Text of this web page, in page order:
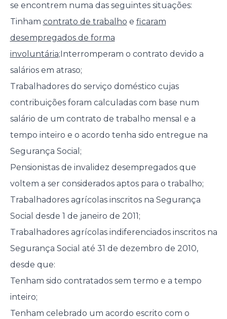
se encontrem numa das seguintes situações:
Tinham contrato de trabalho e ficaram
desempregados de forma
involuntária;Interromperam o contrato devido a
salários em atraso;
Trabalhadores do serviço doméstico cujas
contribuições foram calculadas com base num
salário de um contrato de trabalho mensal e a
tempo inteiro e o acordo tenha sido entregue na
Segurança Social;
Pensionistas de invalidez desempregados que
voltem a ser considerados aptos para o trabalho;
Trabalhadores agrícolas inscritos na Segurança
Social desde 1 de janeiro de 2011;
Trabalhadores agrícolas indiferenciados inscritos na
Segurança Social até 31 de dezembro de 2010,
desde que:
Tenham sido contratados sem termo e a tempo
inteiro;
Tenham celebrado um acordo escrito com o